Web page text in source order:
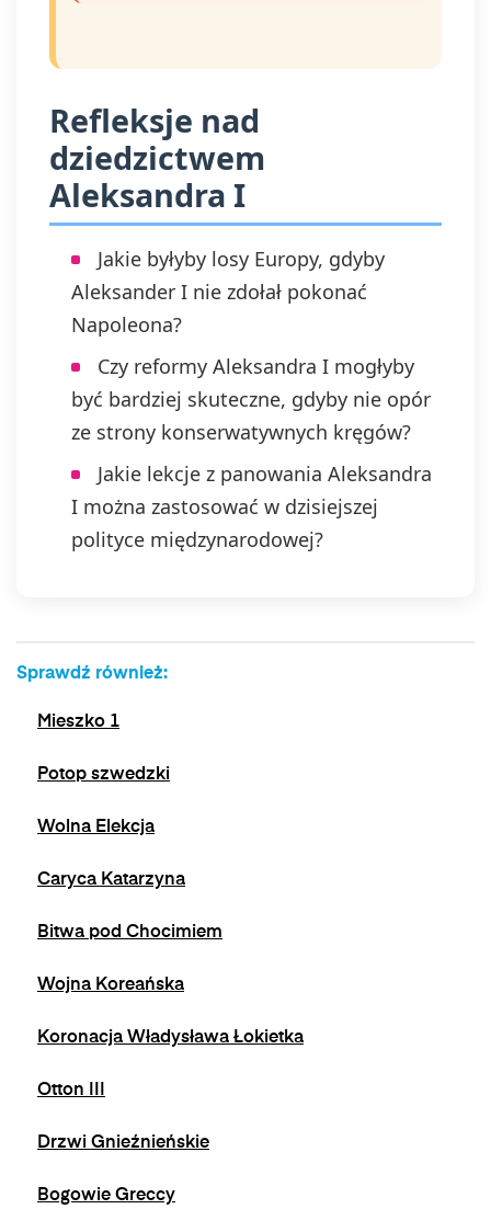
Refleksje nad
dziedzictwem
Aleksandra I
Jakie byłyby losy Europy, gdyby
Aleksander I nie zdołał pokonać
Napoleona?
Czy reformy Aleksandra I mogłyby
być bardziej skuteczne, gdyby nie opór
ze strony konserwatywnych kręgów?
Jakie lekcje z panowania Aleksandra
I można zastosować w dzisiejszej
polityce międzynarodowej?
Sprawdź również:
Mieszko 1
Potop szwedzki
Wolna Elekcja
Caryca Katarzyna
Bitwa pod Chocimiem
Wojna Koreańska
Koronacja Władysława Łokietka
Otton III
Drzwi Gnieźnieńskie
Bogowie Greccy